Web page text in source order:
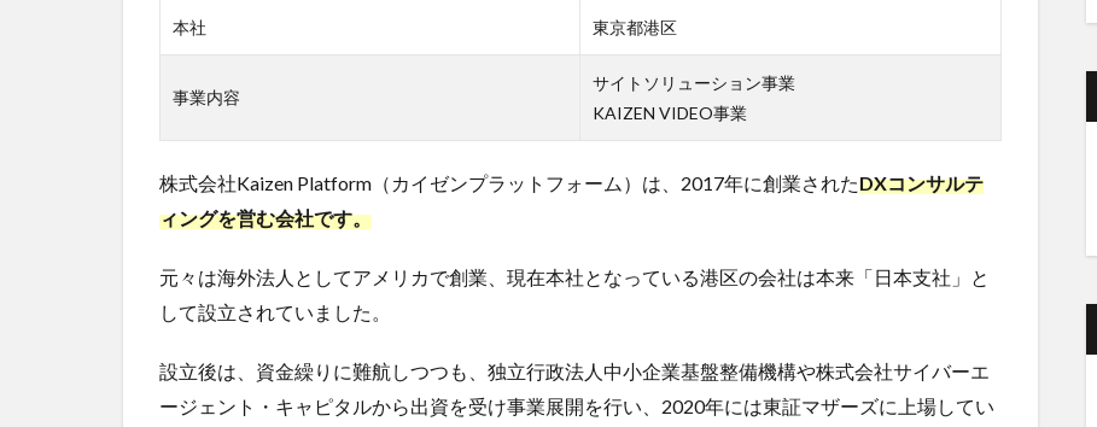
年収
式会社
の評判
3.1
評判
3.2
評判
4
株
本社 東京都港区
事業内容
サイトソリューション事業
KAIZEN VIDEO事業
株式会社Kaizen Platform（カイゼンプラットフォーム）は、2017年に創業されたDXコンサルテ
ィングを営む会社です。
元々は海外法人としてアメリカで創業、現在本社となっている港区の会社は本来「日本支社」と
して設立されていました。
設立後は、資金繰りに難航しつつも、独立行政法人中小企業基盤整備機構や株式会社サイバーエ
ージェント・キャピタルから出資を受け事業展開を行い、2020年には東証マザーズに上場してい